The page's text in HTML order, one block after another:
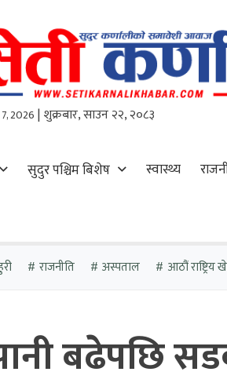
2026 | शुक्रबार, साउन २२, २०८३
सुदुर पश्चिम बिशेष स्वास्थ्य
राजनीति अस्पताल आठौं
बढेपछि